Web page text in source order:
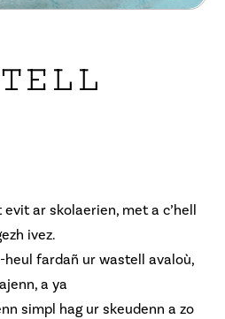
ar skolaerien, met a c’hell
ivez.
heul fardañ ur wastell avaloù,
a ya
simpl hag ur skeudenn a zo